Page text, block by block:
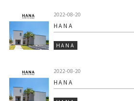
2022-08-20
HANA
HANA
2022-08-20
HANA